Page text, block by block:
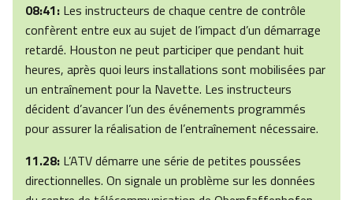
08:41: Les instructeurs de chaque centre de contrôle
confèrent entre eux au sujet de l’impact d’un démarrage
retardé. Houston ne peut participer que pendant huit
heures, après quoi leurs installations sont mobilisées par
un entraînement pour la Navette. Les instructeurs
décident d’avancer l’un des événements programmés
pour assurer la réalisation de l’entraînement nécessaire.
11.28: L’ATV démarre une série de petites poussées
directionnelles. On signale un problème sur les données